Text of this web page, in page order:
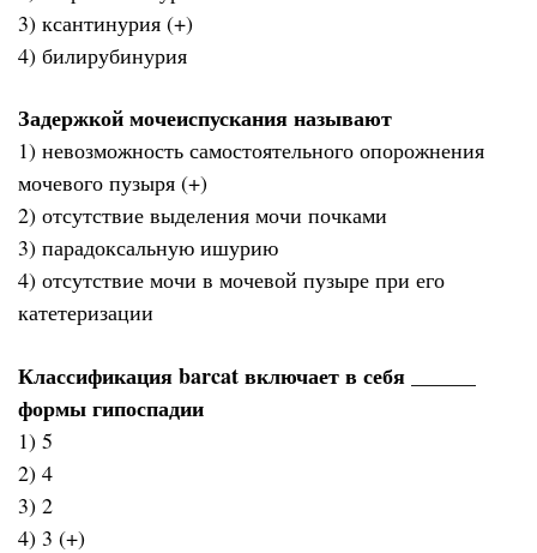
3) ксантинурия (+)
4) билирубинурия
Задержкой мочеиспускания называют
1) невозможность самостоятельного опорожнения
мочевого пузыря (+)
2) отсутствие выделения мочи почками
3) парадоксальную ишурию
4) отсутствие мочи в мочевой пузыре при его
катетеризации
Классификация barcat включает в себя ______
формы гипоспадии
1) 5
2) 4
3) 2
4) 3 (+)